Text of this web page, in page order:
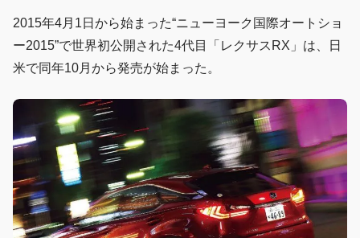
2015年4月1日から始まった“ニューヨーク国際オートショ
ー2015”で世界初公開された4代目「レクサスRX」は、日
米で同年10月から発売が始まった。